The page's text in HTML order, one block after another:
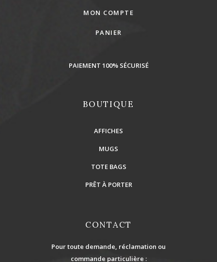
MON COMPTE
PANIER
PAIEMENT 100% SÉCURISÉ
BOUTIQUE
AFFICHES
MUGS
TOTE BAGS
PRÊT À PORTER
CONTACT
Pour toute demande, réclamation ou
commande particulière :